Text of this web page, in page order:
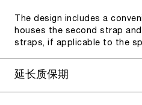
The design includes a
houses the second strap
straps, if applicable to the
延长质保期